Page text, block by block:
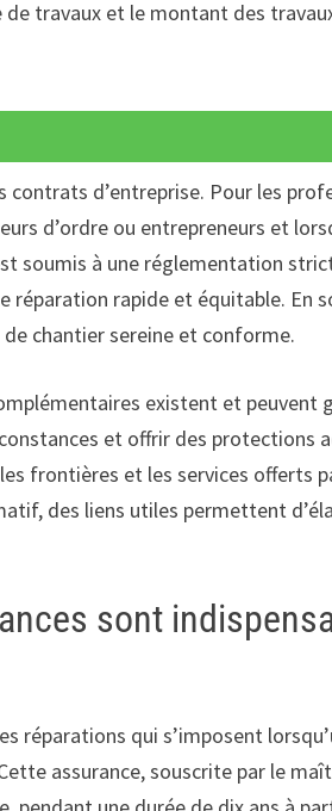
travaux et le montant des
d’entreprise. Pour les
d’ordre ou entrepreneurs et
soumis à une réglementation
rapide et équitable. En
chantier sereine et conforme.
existent et peuvent
et offrir des protections
frontières et les services offerts
des liens utiles permettent
sont
réparations qui s’imposent
assurance, souscrite par le